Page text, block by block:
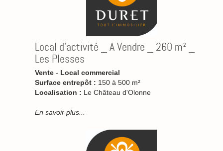
Local d'activité _ A Vendre _ 260 m² _
Les Plesses
Vente - Local commercial
Surface entrepôt : 150 à 500 m²
Localisation : Le Château d'Olonne
En savoir plus...